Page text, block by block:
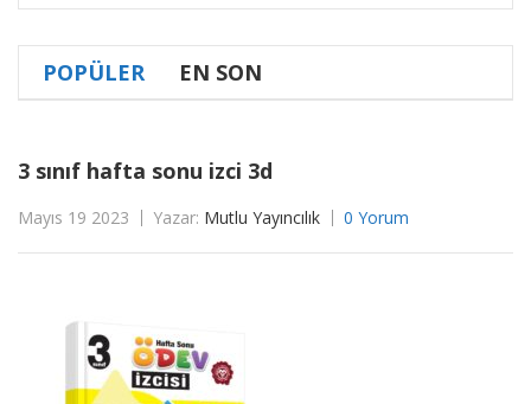
POPÜLER EN SON
3 sınıf hafta sonu izci 3d
Mayıs 19 2023 Yazar: Mutlu Yayıncılık 0 Yorum